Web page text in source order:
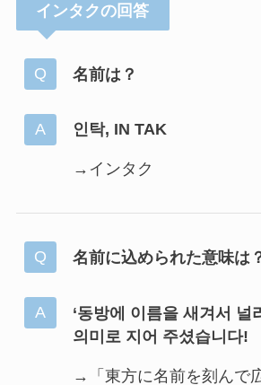
インタクの回答
名前は？
인탁, IN TAK
→インタク
名前に込められた意味は
‘동방에 이름을 새겨서 널
의미로 지어 주셨습니다!
→「東方に名前を刻んで